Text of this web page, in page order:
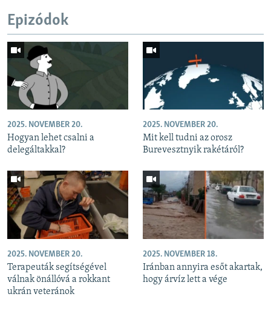
Epizódok
2025. NOVEMBER 20.
Hogyan lehet csalni a
delegáltakkal?
2025. NOVEMBER 20.
Mit kell tudni az orosz
Burevesztnyik rakétáról?
2025. NOVEMBER 20.
Terapeuták segítségével
válnak önállóvá a rokkant
ukrán veteránok
2025. NOVEMBER 18.
Iránban annyira esőt akartak,
hogy árvíz lett a vége